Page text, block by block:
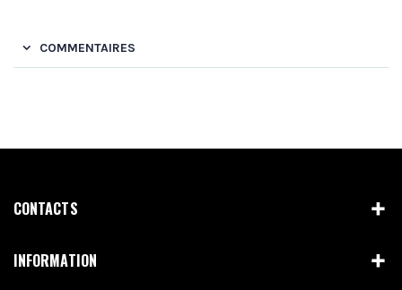
COMMENTAIRES
CONTACTS
INFORMATION